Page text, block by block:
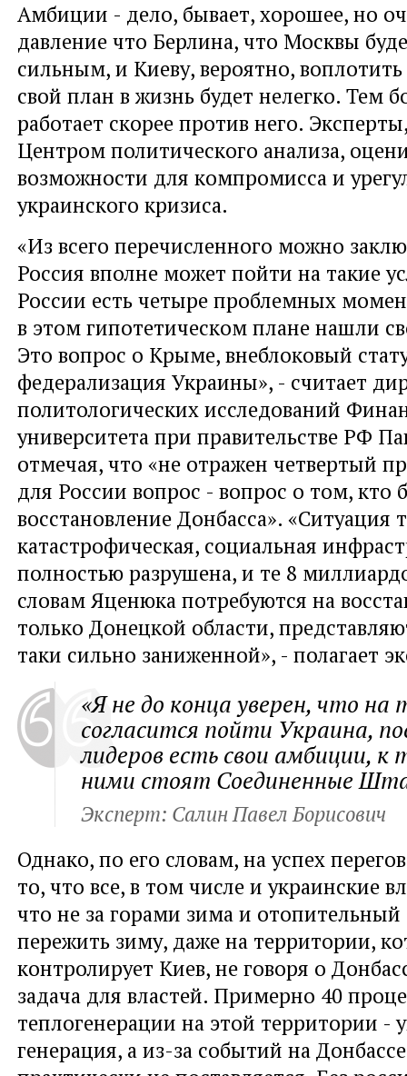
Амбиции - дело, бывает, хорошее, но
давление что Берлина, что Москвы
сильным, и Киеву, вероятно,
свой план в жизнь будет нелегко. Тем
работает скорее против него.
Центром политического анализа,
возможности для компромисса и
украинского кризиса.
«Из всего перечисленного можно
Россия вполне может пойти на такие
России есть четыре проблемных
в этом гипотетическом плане нашли
Это вопрос о Крыме, внеблоковый
федерализация Украины», - считает
политологических исследований
университета при правительстве РФ
отмечая, что «не отражен четвертый
для России вопрос - вопрос о том, кто
восстановление Донбасса». «Ситуация
катастрофическая, социальная
полностью разрушена, и те 8
словам Яценюка потребуются на
только Донецкой области,
таки сильно заниженной», - полагает
«Я не до конца уверен, что на
согласится пойти Украина,
лидеров есть свои амбиции, к
ними стоят Соединенные
Эксперт: Салин Павел Борисович
Однако, по его словам, на успех
то, что все, в том числе и украинские
что не за горами зима и отопительный
пережить зиму, даже на территории,
контролирует Киев, не говоря о
задача для властей. Примерно 40
теплогенерации на этой территории -
генерация, а из-за событий на